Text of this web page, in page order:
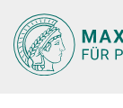
Hauptinhalt